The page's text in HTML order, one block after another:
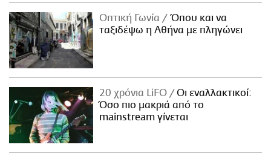
Οπτική Γωνία
Όπου και να
ταξιδέψω η Αθήνα με πληγώνει
20 χρόνια LiFO
Οι εναλλακτικοί:
Όσο πιο μακριά από το
mainstream γίνεται